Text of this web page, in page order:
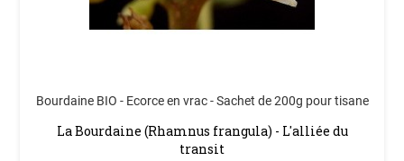
Bourdaine BIO - Ecorce en vrac - Sachet de 200g pour tisane
La Bourdaine (Rhamnus frangula) - L'alliée du
transit